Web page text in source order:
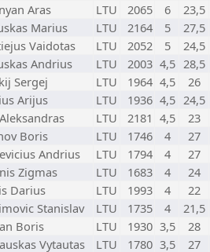
Aras LTU 2065 6
23,5
Marius LTU 2164 5
27,5
Vaidotas LTU 2052 5
24,5
Andrius LTU 2003 4,5 28,5
Sergej LTU 1964 4,5
26
Arijus LTU 1936 4,5 24,5
LTU 2181 4,5
23
Boris LTU 1746 4
27
Andrius LTU 1794 4
27
Zigmas LTU 1683 4
24
Darius LTU 1993 4
22
Stanislav LTU 1735 4
21,5
Boris LTU 1930 3,5
28
Vytautas LTU 1780 3,5
27